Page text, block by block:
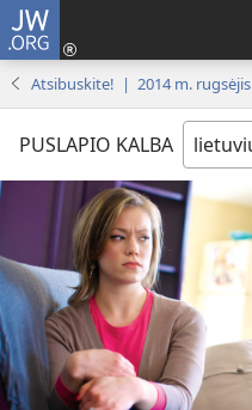
JW.ORG
Atsibuskite! | 2014 m. rugsėjis
PUSLAPIO KALBA